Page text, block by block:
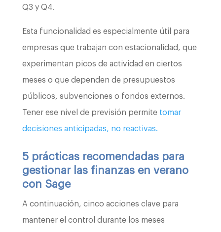
Q3 y Q4.
Esta funcionalidad es especialmente útil para
empresas que trabajan con estacionalidad, que
experimentan picos de actividad en ciertos
meses o que dependen de presupuestos
públicos, subvenciones o fondos externos.
Tener ese nivel de previsión permite tomar
decisiones anticipadas, no reactivas.
5 prácticas recomendadas para
gestionar las finanzas en verano
con Sage
A continuación, cinco acciones clave para
mantener el control durante los meses